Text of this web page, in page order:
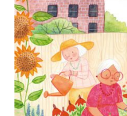
Kinderbuch Deutsch-
zum Herunterladen
VonJulianna Swaney
Verlag: Hueber
Buch